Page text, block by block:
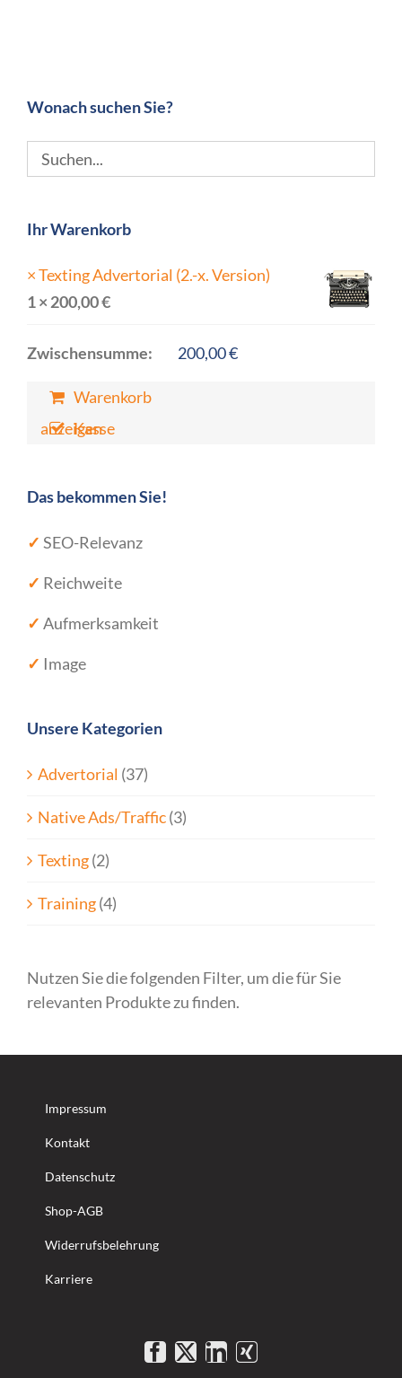
Wonach suchen Sie?
Ihr Warenkorb
×Texting Advertorial (2.-x. Version)
1 × 200,00€
Zwischensumme: 200,00€
Warenkorb
anzeigen
Kasse
Das bekommen Sie!
✓ SEO-Relevanz
✓ Reichweite
✓ Aufmerksamkeit
✓ Image
Unsere Kategorien
Advertorial (37)
Native Ads/Traffic(3)
Texting(2)
Training(4)
Nutzen Sie die folgenden Filter, um die für Sie
relevanten Produkte zu finden.
Impressum
Kontakt
Datenschutz
Shop-AGB
Widerrufsbelehrung
Karriere